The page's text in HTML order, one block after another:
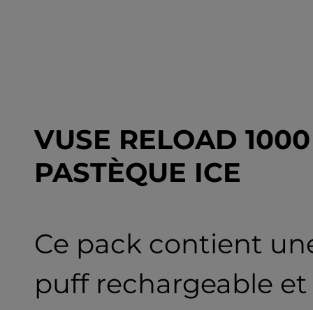
VUSE RELOAD
PASTÈQUE ICE
Ce pack contient
puff rechargeable